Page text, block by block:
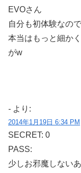
EVOさん
自分も初体験なの
本当はもっと細か
がw
- より:
2014年1月19日 6:34 PM
SECRET: 0
PASS:
少しお邪魔しない